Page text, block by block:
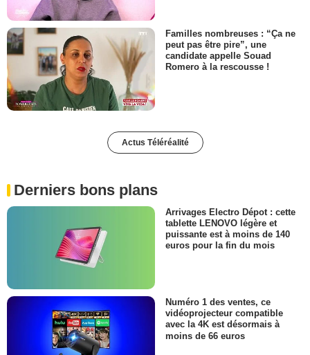
Familles nombreuses : “Ça ne
peut pas être pire”, une
candidate appelle Souad
Romero à la rescousse !
Actus Téléréalité
Derniers bons plans
Arrivages Electro Dépot : cette
tablette LENOVO légère et
puissante est à moins de 140
euros pour la fin du mois
Numéro 1 des ventes, ce
vidéoprojecteur compatible
avec la 4K est désormais à
moins de 66 euros